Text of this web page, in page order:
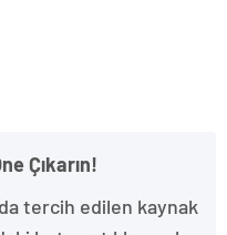
Çıkarın!
tercih edilen kaynak